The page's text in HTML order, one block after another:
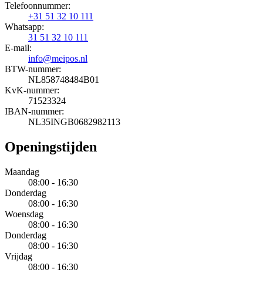
Telefoonnummer:
+31 51 32 10 111
Whatsapp:
31 51 32 10 111
E-mail:
info@meipos.nl
BTW-nummer:
NL858748484B01
KvK-nummer:
71523324
IBAN-nummer:
NL35INGB0682982113
Openingstijden
Maandag
08:00 - 16:30
Donderdag
08:00 - 16:30
Woensdag
08:00 - 16:30
Donderdag
08:00 - 16:30
Vrijdag
08:00 - 16:30